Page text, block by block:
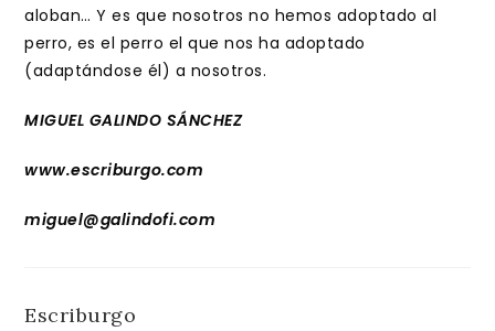
aloban… Y es que nosotros no hemos adoptado al
perro, es el perro el que nos ha adoptado
(adaptándose él) a nosotros.
MIGUEL GALINDO SÁNCHEZ
www.escriburgo.com
miguel@galindofi.com
Escriburgo